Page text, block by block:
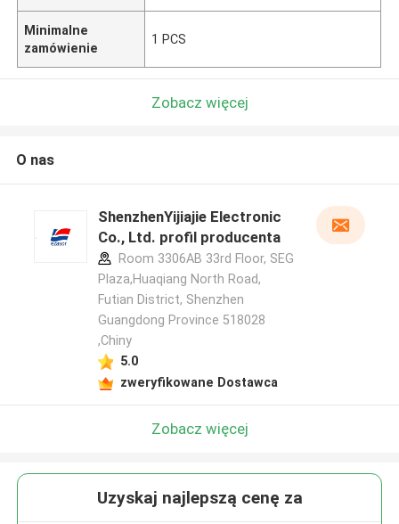
Minimalne
zamówienie
1 PCS
Zobacz więcej
O nas
ShenzhenYijiajie Electronic
Co., Ltd. profil producenta
Room 3306AB 33rd Floor, SEG
Plaza,Huaqiang North Road,
Futian District, Shenzhen
Guangdong Province 518028
,Chiny
5.0
zweryfikowane Dostawca
Zobacz więcej
Uzyskaj najlepszą cenę za